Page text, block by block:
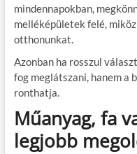
mindennapokban,
melléképületek felé,
otthonunkat.
Azonban ha rosszul
fog meglátszani, hanem a
ronthatja.
Műanyag, fa
legjobb